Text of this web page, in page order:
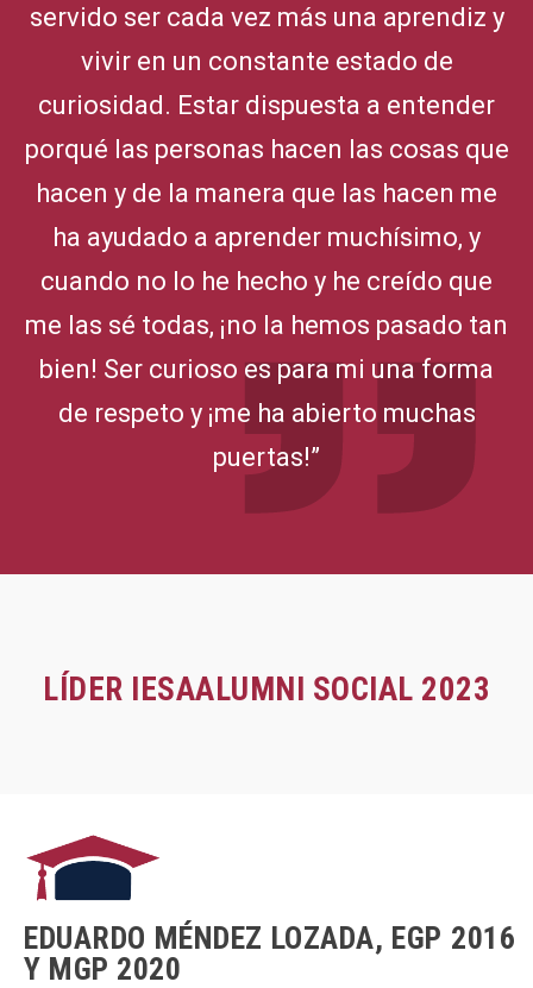
servido ser cada vez más una aprendiz y
vivir en un constante estado de
curiosidad. Estar dispuesta a entender
porqué las personas hacen las cosas que
hacen y de la manera que las hacen me
ha ayudado a aprender muchísimo, y
cuando no lo he hecho y he creído que
me las sé todas, ¡no la hemos pasado tan
bien! Ser curioso es para mi una forma
de respeto y ¡me ha abierto muchas
puertas!”
LÍDER IESAALUMNI SOCIAL 2023
EDUARDO MÉNDEZ LOZADA, EGP 2016
Y MGP 2020